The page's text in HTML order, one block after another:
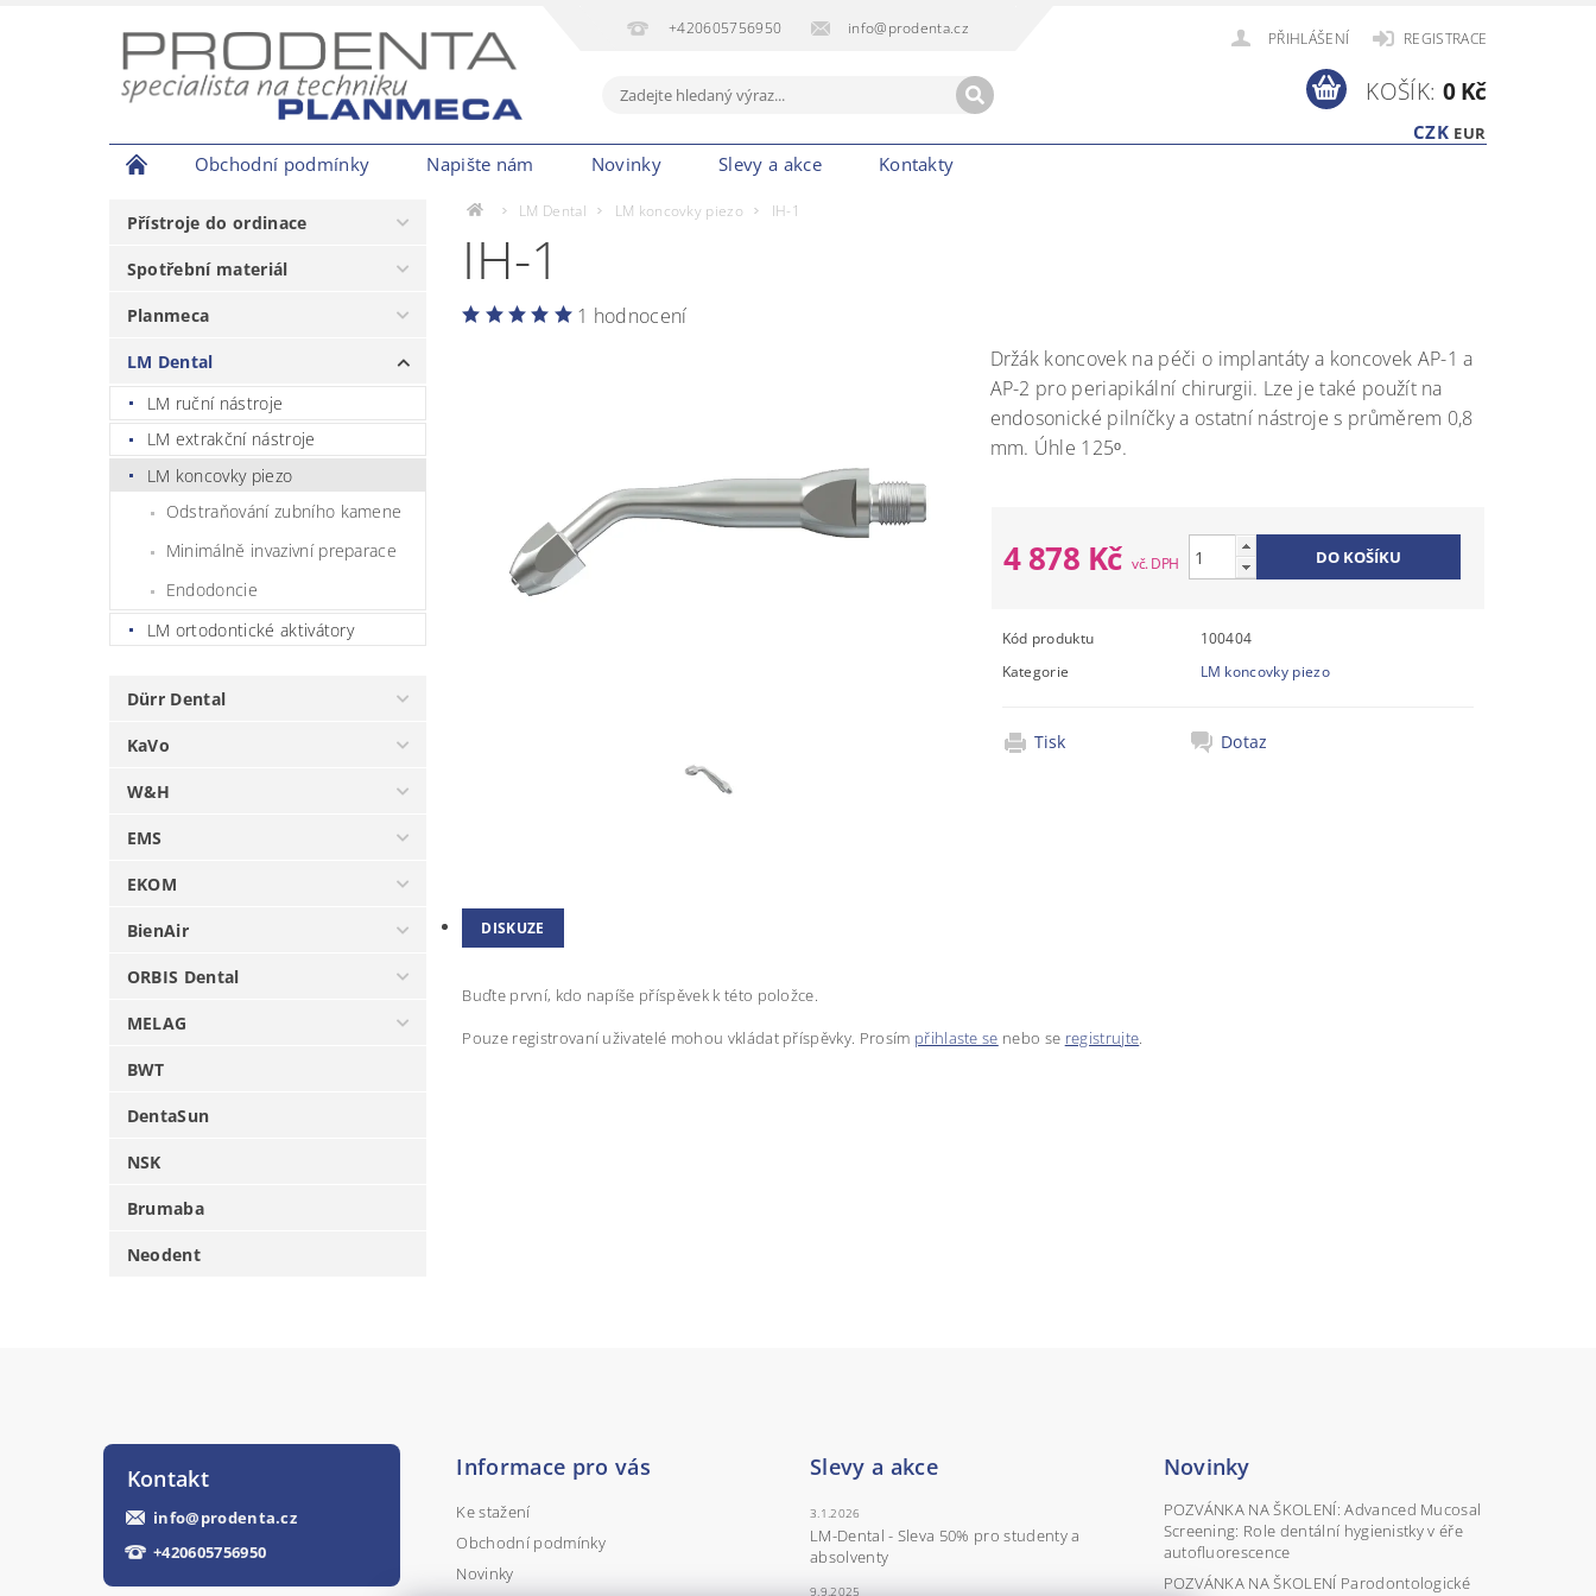
+420605756950 info@prodenta.cz
PŘIHLÁŠENÍ REGISTRACE
CZK EUR
KOŠÍK: 0 Kč
Obchodní podmínky Napište nám Novinky Slevy a akce Kontakty
Přístroje do ordinace
Spotřební materiál
Planmeca
LM Dental
LM ruční nástroje
LM extrakční nástroje
LM koncovky piezo
Odstraňování zubního kamene
Minimálně invazivní preparace
Endodoncie
LM ortodontické aktivátory
Dürr Dental
KaVo
W&H
EMS
EKOM
BienAir
ORBIS Dental
MELAG
BWT
DentaSun
NSK
Brumaba
Neodent
LM Dental LM koncovky piezo IH-1
IH-1
1 hodnocení
Držák koncovek na péči o implantáty a koncovek AP-1 a
AP-2 pro periapikální chirurgii. Lze je také použít na
endosonické pilníčky a ostatní nástroje s průměrem 0,8
mm. Úhle 125ᵒ.
4 878 Kč
Kód produktu
100404
Kategorie
LM koncovky piezo
Tisk Dotaz
DISKUZE
Buďte první, kdo napíše příspěvek k této položce.
Pouze registrovaní uživatelé mohou vkládat příspěvky. Prosím přihlaste se nebo se registrujte.
Kontakt
info@prodenta.cz
+420605756950
Informace pro vás
Ke stažení
Obchodní podmínky
Novinky
Slevy a akce
3.1.2026
LM-Dental - Sleva 50% pro studenty a
absolventy
9.9.2025
Novinky
POZVÁNKA NA ŠKOLENÍ: Advanced Mucosal
Screening: Role dentální hygienistky v éře
autofluorescence
POZVÁNKA NA ŠKOLENÍ Parodontologické